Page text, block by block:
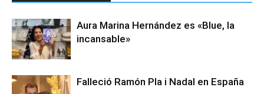
Aura Marina Hernández es «Blue, la
incansable»
Falleció Ramón Pla i Nadal en España